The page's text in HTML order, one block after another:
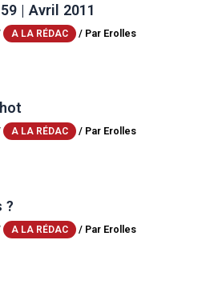
| Avril 2011
A LA RÉDAC / Par Erolles
A LA RÉDAC / Par Erolles
?
A LA RÉDAC / Par Erolles